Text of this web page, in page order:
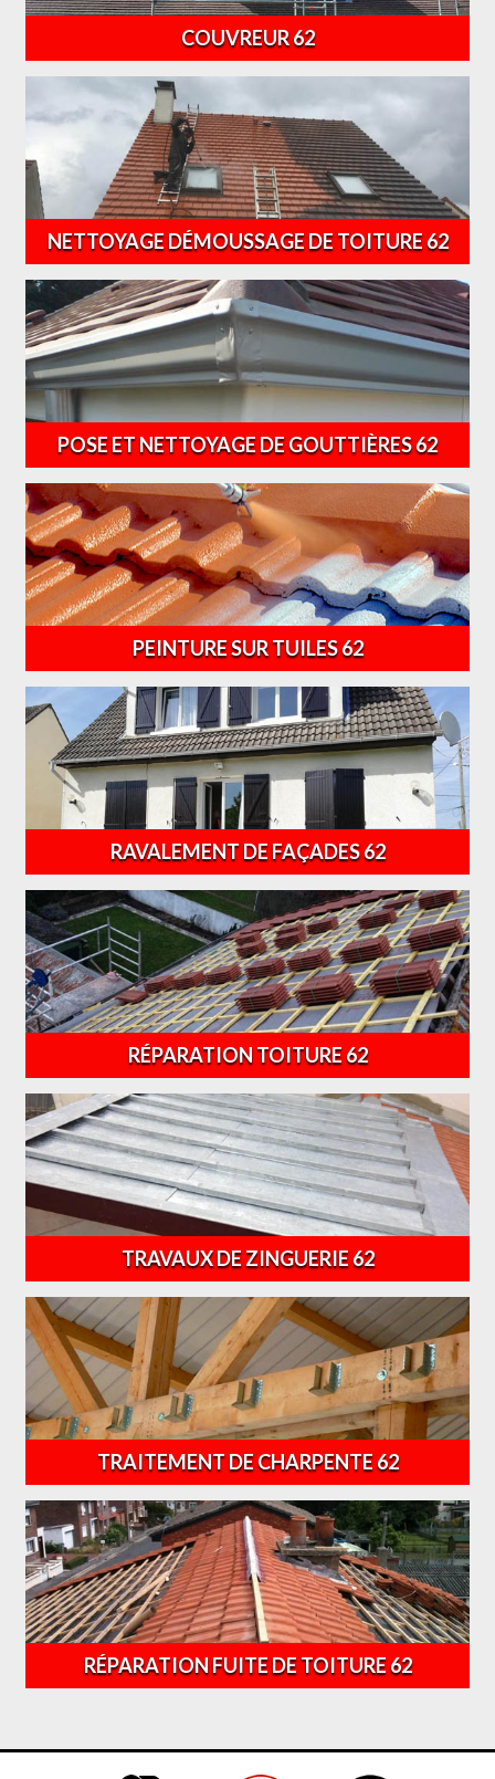
COUVREUR 62
NETTOYAGE DÉMOUSSAGE DE TOITURE 62
POSE ET NETTOYAGE DE GOUTTIÈRES 62
PEINTURE SUR TUILES 62
RAVALEMENT DE FAÇADES 62
RÉPARATION TOITURE 62
TRAVAUX DE ZINGUERIE 62
TRAITEMENT DE CHARPENTE 62
RÉPARATION FUITE DE TOITURE 62